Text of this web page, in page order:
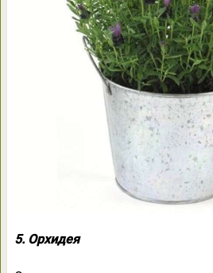
5. Орхидея